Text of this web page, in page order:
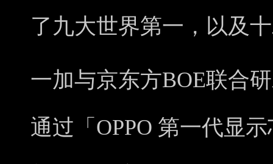
了九大世界第一，以及
一加与京东方BOE联合
通过「OPPO 第一代显